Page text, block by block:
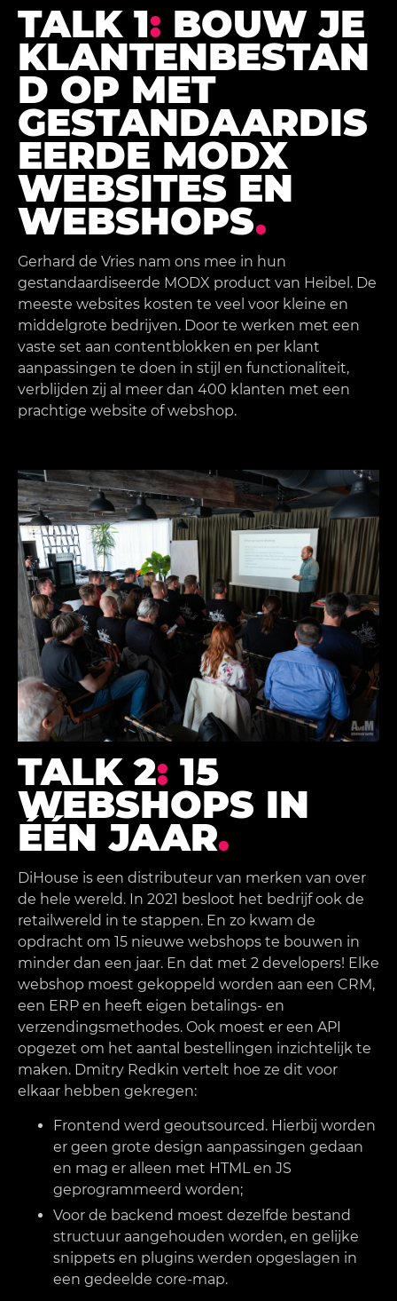
TALK 1: BOUW JE
KLANTENBESTAN
D OP MET
GESTANDAARDIS
EERDE MODX
WEBSITES EN
WEBSHOPS.
Gerhard de Vries nam ons mee in hun
gestandaardiseerde MODX product van Heibel. De
meeste websites kosten te veel voor kleine en
middelgrote bedrijven. Door te werken met een
vaste set aan contentblokken en per klant
aanpassingen te doen in stijl en functionaliteit,
verblijden zij al meer dan 400 klanten met een
prachtige website of webshop.
TALK 2: 15
WEBSHOPS IN
ÉÉN JAAR.
DiHouse is een distributeur van merken van over
de hele wereld. In 2021 besloot het bedrijf ook de
retailwereld in te stappen. En zo kwam de
opdracht om 15 nieuwe webshops te bouwen in
minder dan een jaar. En dat met 2 developers! Elke
webshop moest gekoppeld worden aan een CRM,
een ERP en heeft eigen betalings- en
verzendingsmethodes. Ook moest er een API
opgezet om het aantal bestellingen inzichtelijk te
maken. Dmitry Redkin vertelt hoe ze dit voor
elkaar hebben gekregen:
Frontend werd geoutsourced. Hierbij worden
er geen grote design aanpassingen gedaan
en mag er alleen met HTML en JS
geprogrammeerd worden;
Voor de backend moest dezelfde bestand
structuur aangehouden worden, en gelijke
snippets en plugins werden opgeslagen in
een gedeelde core-map.